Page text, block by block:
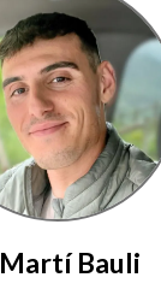
Martí Bauli